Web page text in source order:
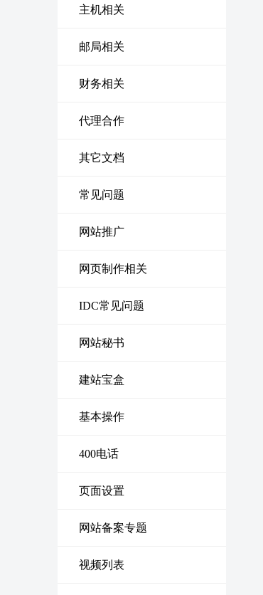
主机相关
邮局相关
财务相关
代理合作
其它文档
常见问题
网站推广
网页制作相关
IDC常见问题
网站秘书
建站宝盒
基本操作
400电话
页面设置
网站备案专题
视频列表